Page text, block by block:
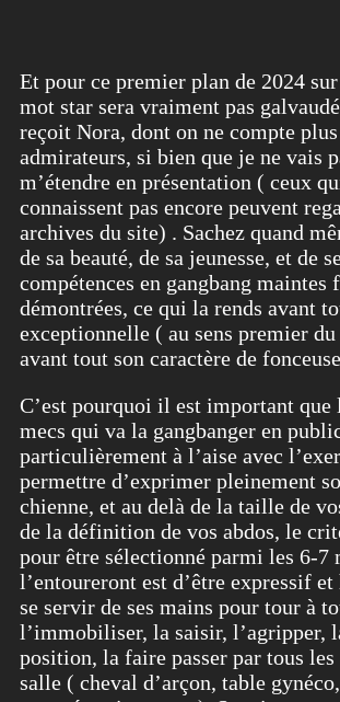
Et pour ce premier plan de 2024
mot star sera vraiment pas
reçoit Nora, dont on ne compte
admirateurs, si bien que je ne vais
m’étendre en présentation ( ceux
connaissent pas encore peuvent
archives du site) . Sachez quand
de sa beauté, de sa jeunesse, et de
compétences en gangbang maintes
démontrées, ce qui la rends avant
exceptionnelle ( au sens premier du
avant tout son caractère de
C’est pourquoi il est important que
mecs qui va la gangbanger en
particulièrement à l’aise avec
permettre d’exprimer pleinement
chienne, et au delà de la taille de
de la définition de vos abdos, le
pour être sélectionné parmi les 6-7
l’entoureront est d’être expressif
se servir de ses mains pour tour à
l’immobiliser, la saisir, l’agripper,
position, la faire passer par tous les
salle ( cheval d’arçon, table